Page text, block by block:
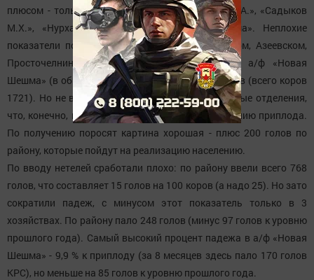
плюсом - только 4 хозяйства: КФХ «Савельев А.А.», «Садыков
М.Х.», «Нурхаметов З.М.», а/ф «Новая Шешма». Неплохие
показатели по приплоду телят в Шахмайкинском, Азеевском,
Просточелнинском, Чертушкинском отделениях а/ф «Новая
Шешма» (в общем по а/ф - 117 телят на 100 коров (всего коров
1721). Но не во всех филиалах а/ф есть родильные отделения,
что, конечно, влияет на их показатели по получению приплода.
По получению поросят картина хорошая - плюс 200 голов по
району, которые пойдут на реализацию населению.
По вводу нетелей сработали плохо: по району ввели всего 768
голов, что составляет 15 голов на 100 коров (а надо 25). Но зато
сократили падеж, с минусом этот показатель только в 3
хозяйствах. По району пало 248 голов (минус 97 голов к уровню
прошлого года). Самый высокий процент падежа в а/ф «Новая
Шешма» - 9,9 % к приплоду (за 8 месяцев здесь пало 170 голов
КРС), но меньше на 85 голов к уровню прошлого года.